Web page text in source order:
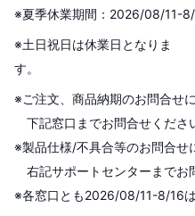
※夏季休業期間：2026/08/11-
※土日祝日は休業日となりま
す
※ご注文、商品納期のお問合せ
下記窓口までお問合せくださ
※製品仕様/不具合等のお問合せ
右記サポートセンターまでお
※各窓口とも2026/08/11-8/16